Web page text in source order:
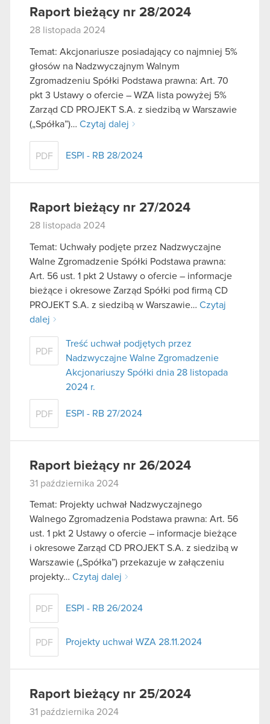
Raport bieżący nr 28/2024
28 listopada 2024
Temat: Akcjonariusze posiadający co najmniej 5%
głosów na Nadzwyczajnym Walnym
Zgromadzeniu Spółki Podstawa prawna: Art. 70
pkt 3 Ustawy o ofercie – WZA lista powyżej 5%
Zarząd CD PROJEKT S.A. z siedzibą w Warszawie
(„Spółka”)… Czytaj dalej
PDF ESPI - RB 28/2024
Raport bieżący nr 27/2024
28 listopada 2024
Temat: Uchwały podjęte przez Nadzwyczajne
Walne Zgromadzenie Spółki Podstawa prawna:
Art. 56 ust. 1 pkt 2 Ustawy o ofercie – informacje
bieżące i okresowe Zarząd Spółki pod firmą CD
PROJEKT S.A. z siedzibą w Warszawie… Czytaj
dalej
PDF
Treść uchwał podjętych przez
Nadzwyczajne Walne Zgromadzenie
Akcjonariuszy Spółki dnia 28 listopada
2024 r.
PDF ESPI - RB 27/2024
Raport bieżący nr 26/2024
31 października 2024
Temat: Projekty uchwał Nadzwyczajnego
Walnego Zgromadzenia Podstawa prawna: Art. 56
ust. 1 pkt 2 Ustawy o ofercie – informacje bieżące
i okresowe Zarząd CD PROJEKT S.A. z siedzibą w
Warszawie („Spółka”) przekazuje w załączeniu
projekty… Czytaj dalej
PDF ESPI - RB 26/2024
PDF Projekty uchwał WZA 28.11.2024
Raport bieżący nr 25/2024
31 października 2024